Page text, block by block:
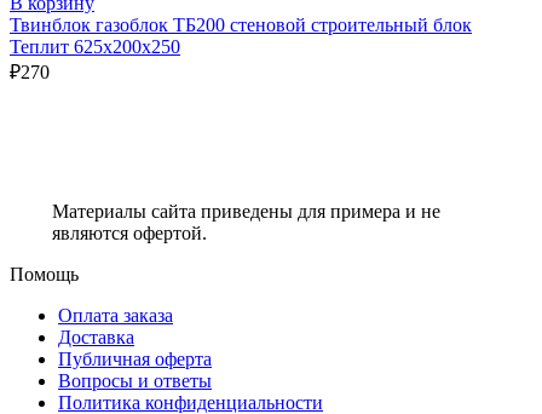
Твинблок газоблок ТБ200 стеновой строительный блок
Теплит 625х200х250
₽270
Материалы сайта приведены для примера и не
являются офертой.
Помощь
Оплата заказа
Доставка
Публичная оферта
Вопросы и ответы
Политика конфиденциальности